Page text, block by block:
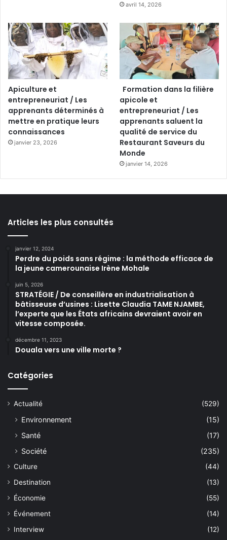
avril 14, 2026
Apiculture et
entrepreneuriat / Les
apprenants déterminés à
mettre en pratique leurs
connaissances
janvier 23, 2026
Formation dans la filière
apicole et
entrepreneuriat / Les
apprenants saluent la
qualité de service du
Restaurant Saveurs du
Monde
janvier 14, 2026
Articles les plus consultés
janvier 12, 2024
Perdre du poids sans régime : la méthode efficace de
la jeune camerounaise Irène Mohale
juin 5, 2026
STRATÉGIE / De conseillère en industrialisation à
bâtisseuse d’usines : Lisette Claudia TAME NJAMBE,
l’experte que les États africains devraient avoir en
vitesse composée.
décembre 11, 2023
Douala vers une ville morte ?
Catégories
Actualité (529)
Environnement
(15)
Santé
(17)
Société
(235)
Culture
(44)
Destination
(13)
Économie
(55)
Événement
(14)
Interview
(12)